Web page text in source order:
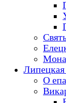
Липецкая
О